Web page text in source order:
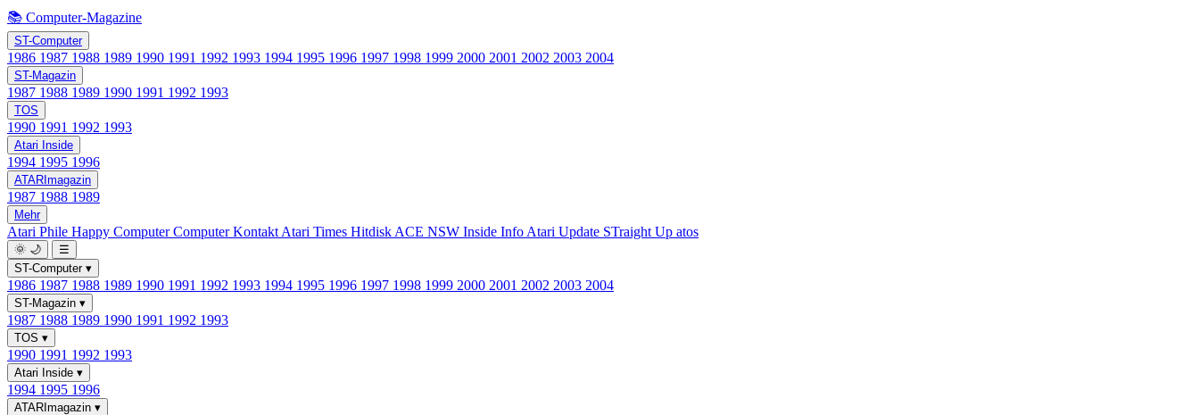
📚 Computer-Magazine
ST-Computer
1986 1987 1988 1989 1990 1991 1992 1993 1994 1995 1996 1997 1998 1999 2000 2001 2002 2003 2004
ST-Magazin
1987 1988 1989 1990 1991 1992 1993
TOS
1990 1991 1992 1993
Atari Inside
1994 1995 1996
ATARImagazin
1987 1988 1989
Mehr
Atari Phile Happy ComputerComputer Kontakt Atari Times Hitdisk ACE NSW Inside Info Atari Update STraight Up atos
🌞 🌙
☰
ST-Computer ▾
1986 1987 1988 1989 1990 1991 1992 1993 1994 1995 1996 1997 1998 1999 2000 2001 2002 2003 2004
ST-Magazin ▾
1987 1988 1989 1990 1991 1992 1993
TOS ▾
1990 1991 1992 1993
Atari Inside ▾
1994 1995 1996
ATARImagazin ▾